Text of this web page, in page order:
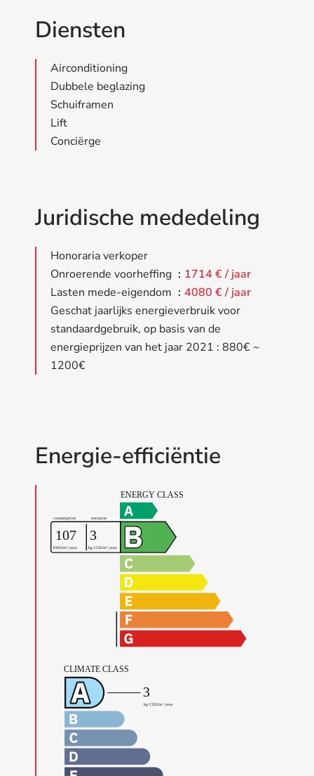
Diensten
Airconditioning
Dubbele beglazing
Schuiframen
Lift
Conciërge
Juridische mededeling
Honoraria verkoper
Onroerende voorheffing
1714 € / jaar
Lasten mede-eigendom
4080 € / jaar
Geschat jaarlijks energieverbruik voor
standaardgebruik, op basis van de
energieprijzen van het jaar 2021 : 880€ ~
1200€
Energie-efficiëntie